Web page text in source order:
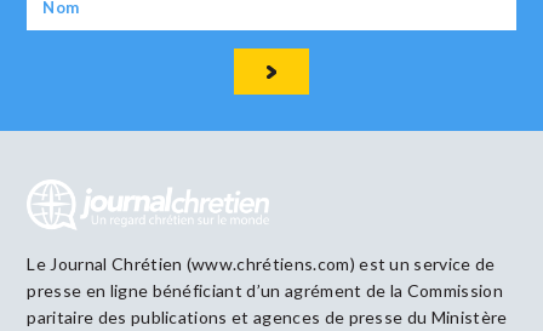
Le Journal Chrétien (www.chrétiens.com) est un service de
presse en ligne bénéficiant d’un agrément de la Commission
paritaire des publications et agences de presse du Ministère